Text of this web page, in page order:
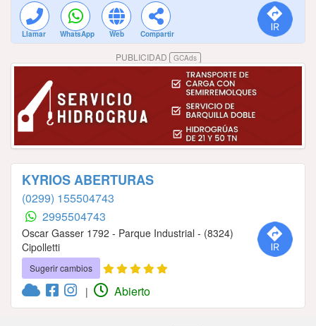
Llamar WhatsApp Web Compartir
PUBLICIDAD GCAds
KYRIOS ABERTURAS
(0299) 155504743
2995504743
Oscar Gasser 1792 - Parque Industrial - (8324)
Cipolletti
Sugerir cambios
| Abierto